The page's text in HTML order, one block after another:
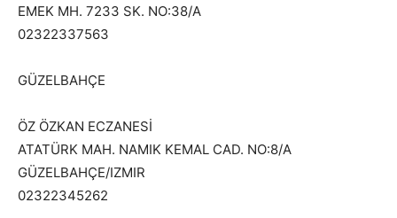
EMEK MH. 7233 SK. NO:38/A
02322337563
GÜZELBAHÇE
ÖZ ÖZKAN ECZANESİ
ATATÜRK MAH. NAMIK KEMAL CAD. NO:8/A
GÜZELBAHÇE/IZMIR
02322345262